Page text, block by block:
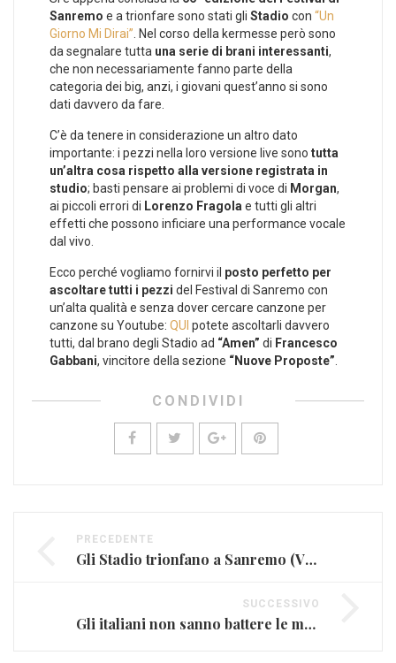
Sanremo e a trionfare sono stati gli Stadio con “Un
Giorno Mi Dirai”. Nel corso della kermesse però sono
da segnalare tutta una serie di brani interessanti,
che non necessariamente fanno parte della
categoria dei big, anzi, i giovani quest’anno si sono
dati davvero da fare.
C’è da tenere in considerazione un altro dato
importante: i pezzi nella loro versione live sono tutta
un’altra cosa rispetto alla versione registrata in
studio; basti pensare ai problemi di voce di Morgan,
ai piccoli errori di Lorenzo Fragolae tutti gli altri
effetti che possono inficiare una performance vocale
dal vivo.
Ecco perché vogliamo fornirvi il posto perfetto per
ascoltare tutti i pezzi del Festival di Sanremo con
un’alta qualità e senza dover cercare canzone per
canzone su Youtube: QUI potete ascoltarli davvero
tutti, dal brano degli Stadio ad “Amen” di Francesco
Gabbani, vincitore della sezione “Nuove Proposte”.
CONDIVIDI
PRECEDENTE
Gli Stadio trionfano a Sanremo (VIDEO)
SUCCESSIVO
Gli italiani non sanno battere le mani, ecco come entrare nel groove (VIDEO)